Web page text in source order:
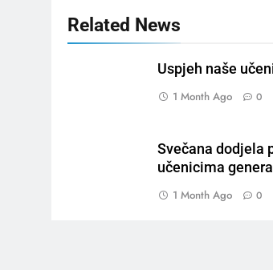
Related News
Uspjeh naše
1 Month Ago 0
Svečana dodjela
učenicima
1 Month Ago 0